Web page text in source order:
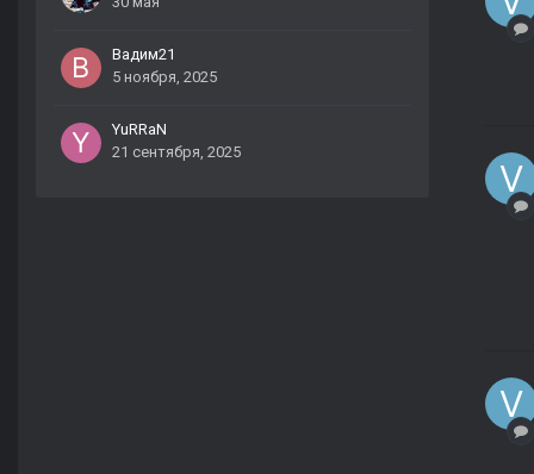
Вадим21
5 ноября, 2025
YuRRaN
21 сентября, 2025